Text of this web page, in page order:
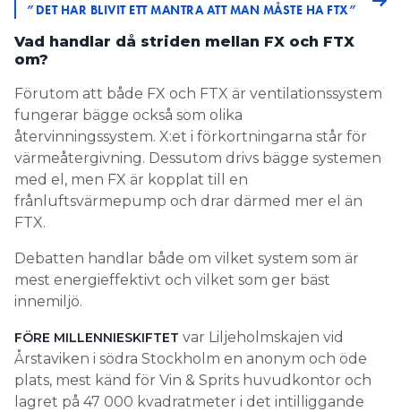
”DET HAR BLIVIT ETT MANTRA ATT MAN MÅSTE HA FTX”
Vad handlar då striden mellan FX och FTX
om?
Förutom att både FX och FTX är ventilationssystem
fungerar bägge också som olika
återvinningssystem. X:et i förkortningarna står för
värmeåtergivning. Dessutom drivs bägge systemen
med el, men FX är kopplat till en
frånluftsvärmepump och drar därmed mer el än
FTX.
Debatten handlar både om vilket system som är
mest energieffektivt och vilket som ger bäst
innemiljö.
FÖRE MILLENNIESKIFTET var Liljeholmskajen vid
Årstaviken i södra Stockholm en anonym och öde
plats, mest känd för Vin & Sprits huvudkontor och
lagret på 47 000 kvadratmeter i det intilliggande